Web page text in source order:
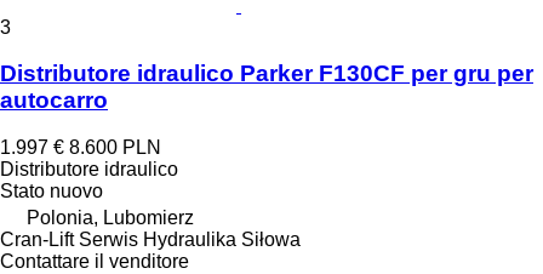
3
Distributore idraulico Parker F130CF per gru per
autocarro
1.997 € 8.600 PLN
Distributore idraulico
Stato nuovo
Polonia, Lubomierz
Cran-Lift Serwis Hydraulika Siłowa
Contattare il venditore